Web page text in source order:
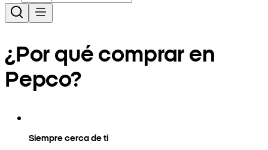
¿Por qué comprar en
Pepco?
Siempre cerca de ti